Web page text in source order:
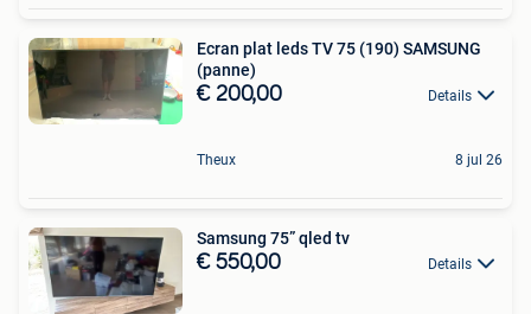
Ecran plat leds TV 75 (190) SAMSUNG
(panne)
€ 200,00 Details
Theux 8 jul 26
Samsung 75” qled tv
€ 550,00 Details